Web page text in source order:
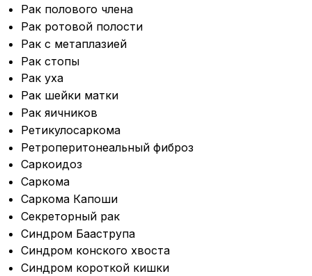
Рак полового члена
Рак ротовой полости
Рак с метаплазией
Рак стопы
Рак уха
Рак шейки матки
Рак яичников
Ретикулосаркома
Ретроперитонеальный фиброз
Саркоидоз
Саркома
Саркома Капоши
Секреторный рак
Синдром Бааструпа
Синдром конского хвоста
Синдром короткой кишки